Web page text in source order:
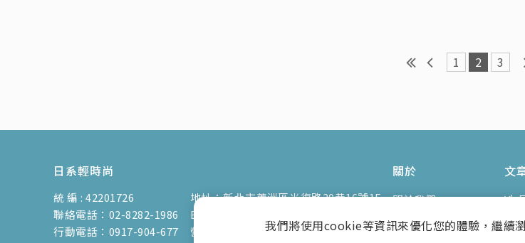
1 2 3
日系輕時尚
統 編 : 42201726
聯絡電話：02-8282-1986
行動電話：0917-904-677
地址：新北市蘆洲區光復路30巷16號1F
E-mail：vienna.twn@msa.hinet.net
營業時間：9:00am-17:00pm
關於
關於我們
聯絡我們
文
V's
我們將使用cookie等資訊來優化您的體驗，繼續